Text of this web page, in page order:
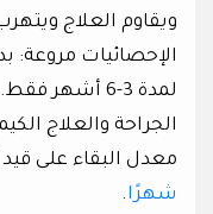
ويقاوم العلاج
الإحصائيات مروعة:
لمدة 3-6
الجراحة والعلاج
معدل البقاء على
شهرًا.